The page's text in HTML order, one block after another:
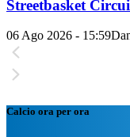
Streetbasket
06 Ago 2026 - 15:59
Calcio ora per ora